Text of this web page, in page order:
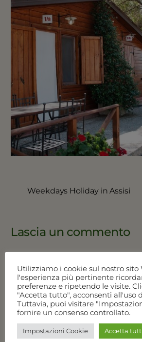
Weekdays Holiday in Assisi
Lascia un commento
Vedi tutte le offerte
Utilizziamo i cookie sul nostro sito
l'esperienza più pertinente
preferenze e ripetendo le visite.
"Accetta tutto", acconsenti all'uso
Tuttavia, puoi visitare
fornire un consenso controllato.
Impostazioni Cookie Accetta